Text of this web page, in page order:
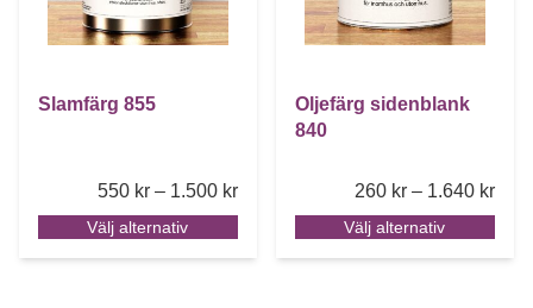
Slamfärg 855
550 kr – 1.500 krPrice range: 550 kr through 1.500
Välj alternativ
Oljefärg sidenblank
840
260 kr – 1.640 kr
Välj alternativ